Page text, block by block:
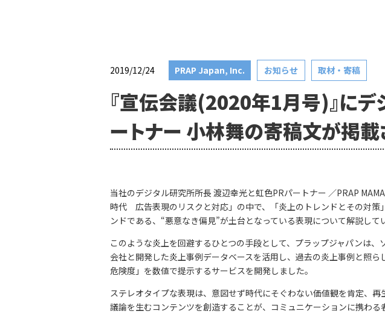
2019/12/24 PRAP Japan, Inc. お知らせ 取材・寄稿
『宣伝会議(2020年1月号)』に
ートナー 小林舞の寄稿文が掲載
当社のデジタル研究所所長 渡辺幸光と虹色PRパートナー ／PRAP
時代 広告表現のリスクと対応」の中で、「炎上のトレンドとその対
ンドである、“悪意なき偏見”が土台となっている表現について解説して
このような炎上を回避するひとつの手段として、プラップジャパンは
会社と開発した炎上事例データベースを活用し、過去の炎上事例と照
危険度」を数値で提示するサービスを開発しました。
ステレオタイプな表現は、意図せず時代にそぐわない価値観を肯定、
議論を生むコンテンツを創造することが、コミュニケーションに携わる